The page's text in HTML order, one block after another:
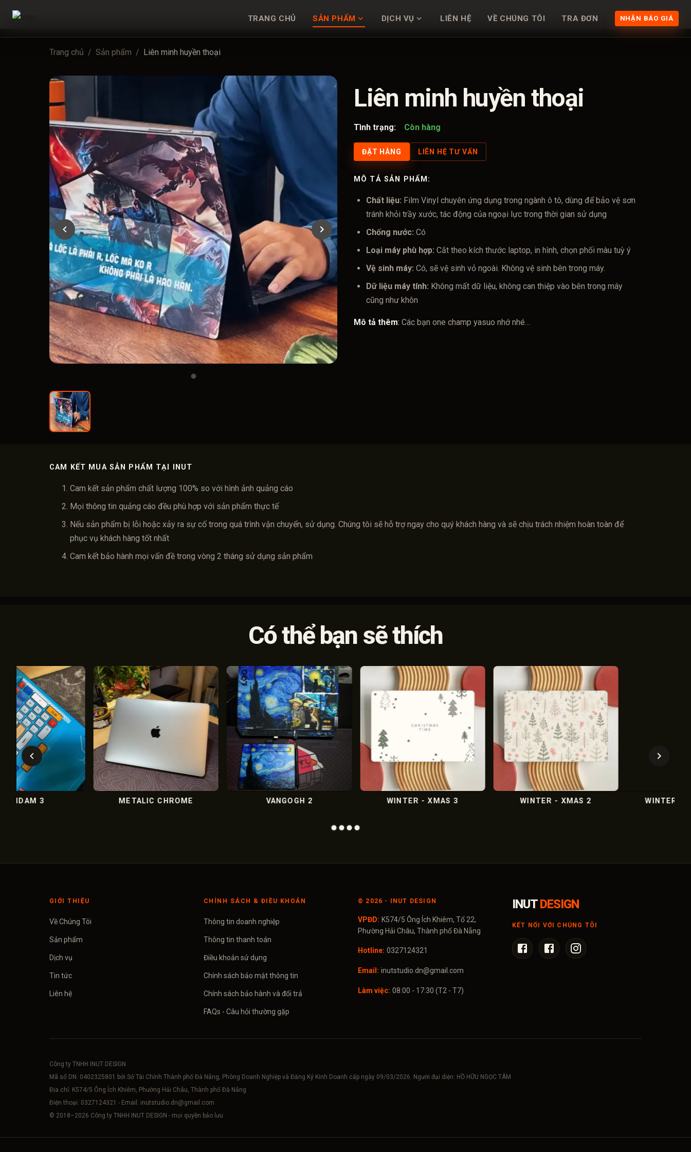
TRANG CHỦ SẢN PHẨM DỊCH VỤ LIÊN HỆ VỀ CHÚNG TÔI TRA ĐƠN NHẬN BÁO GIÁ
Trang chủ / Sản phẩm / Liên minh huyền thoại
Liên minh huyền thoại
Tình trạng: Còn hàng
ĐẶT HÀNG LIÊN HỆ TƯ VẤN
MÔ TẢ SẢN PHẨM:
Chất liệu: Film Vinyl chuyên ứng dụng trong ngành ô tô, dùng để bảo vệ sơn
tránh khỏi trầy xước, tác động của ngoại lực trong thời gian sử dụng
Chống nước: Có
Loại máy phù hợp: Cắt theo kích thước laptop, in hình, chọn phối màu tuỳ ý
Vệ sinh máy: Có, sẽ vệ sinh vỏ ngoài. Không vệ sinh bên trong máy.
Dữ liệu máy tính: Không mất dữ liệu, không can thiệp vào bên trong máy
cũng như khôn
Mô tả thêm: Các bạn one champ yasuo nhớ nhé…
CAM KẾT MUA SẢN PHẨM TẠI INUT
Cam kết sản phẩm chất lượng 100% so với hình ảnh quảng cáo
Mọi thông tin quảng cáo đều phù hợp với sản phẩm thực tế
Nếu sản phẩm bị lỗi hoặc xảy ra sự cố trong quá trình vận chuyển, sử dụng. Chúng tôi sẽ hỗ trợ ngay cho quý khách hàng và sẽ chịu trách nhiệm hoàn toàn để
phục vụ khách hàng tốt nhất
Cam kết bảo hành mọi vấn đề trong vòng 2 tháng sử dụng sản phẩm
Có thể bạn sẽ thích
WINTER - XMAS 1 MARBLE XÁM ĐEN MARBLE XÁM 3 MARBLE XÁM 2
GIỚI THIỆU
Về Chúng Tôi
Sản phẩm
Dịch vụ
Tin tức
Liên hệ
CHÍNH SÁCH & ĐIỀU KHOẢN
Thông tin doanh nghiệp
Thông tin thanh toán
Điều khoản sử dụng
Chính sách bảo mật thông tin
Chính sách bảo hành và đổi trả
FAQs - Câu hỏi thường gặp
© 2026 - INUT DESIGN
VPĐD: K574/5 Ông Ích Khiêm, Tổ 22,
Phường Hải Châu, Thành phố Đà Nẵng
Hotline: 0327124321
Email: inutstudio.dn@gmail.com
Làm việc: 08:00 - 17:30 (T2 - T7)
INUT DESIGN
KẾT NỐI VỚI CHÚNG TÔI
Công ty TNHH INUT DESIGN
Mã số DN: 0402325801
bởi Sở Tài Chính Thành phố Đà Nẵng, Phòng Doanh Nghiệp và Đăng Ký Kinh Doanh cấp ngày 09/03/2026. Người đại diện: HỒ HỮU NGỌC TÂM
Địa chỉ: K574/5 Ông Ích Khiêm, Phường Hải Châu, Thành phố Đà Nẵng
Điện thoại: 0327124321 - Email: inutstudio.dn@gmail.com
© 2018–2026 Công ty TNHH INUT DESIGN - mọi quyền bảo lưu